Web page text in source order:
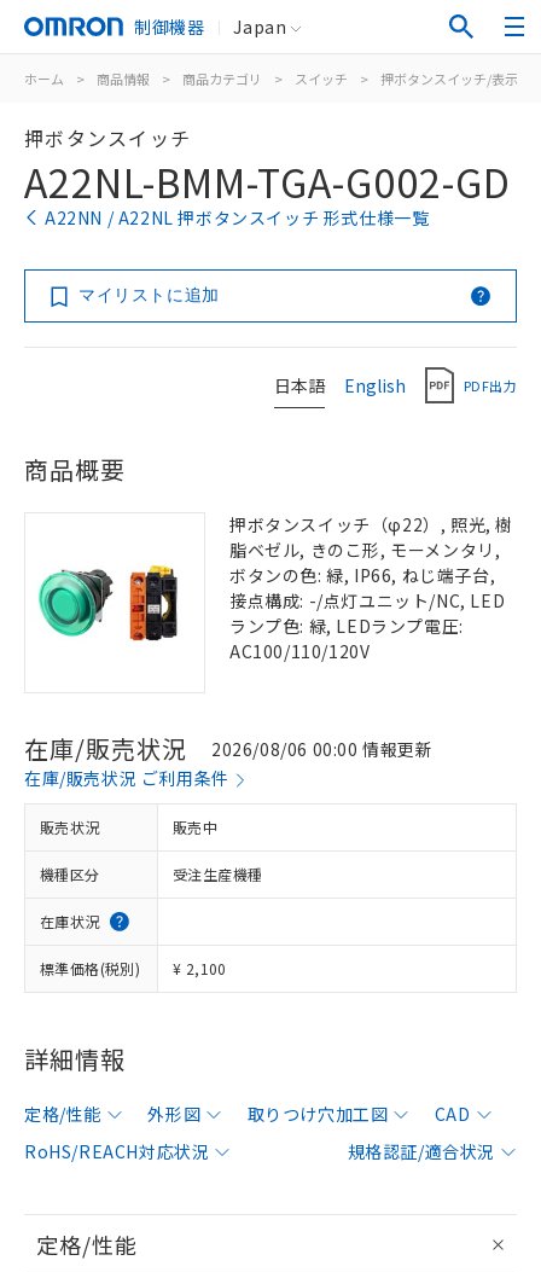
制御機器 Japan
ホーム > 商品情報 > 商品カテゴリ > スイッチ > 押ボタンスイッチ/表示灯
押ボタンスイッチ
A22NL-BMM-TGA-G002-GD
A22NN / A22NL 押ボタンスイッチ 形式仕様一覧
マイリストに追加
日本語 English PDF出力
商品概要
押ボタンスイッチ（φ22）, 照光, 樹
脂ベゼル, きのこ形, モーメンタリ,
ボタンの色: 緑, IP66, ねじ端子台,
接点構成: -/点灯ユニット/NC, LED
ランプ色: 緑, LEDランプ電圧:
AC100/110/120V
在庫/販売状況
2026/08/06 00:00 情報更新
在庫/販売状況 ご利用条件
販売状況 販売中
機種区分 受注生産機種
在庫状況
標準価格(税別) ¥ 2,100
詳細情報
定格/性能 外形図 取りつけ穴加工図
CAD
RoHS/REACH対応状況
規格認証/適合状況
定格/性能